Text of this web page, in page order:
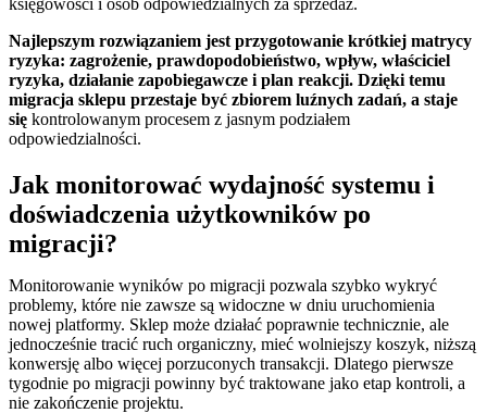
księgowości i osób odpowiedzialnych za sprzedaż.
Najlepszym rozwiązaniem jest przygotowanie krótkiej matrycy
ryzyka: zagrożenie, prawdopodobieństwo, wpływ, właściciel
ryzyka, działanie zapobiegawcze i plan reakcji. Dzięki temu
migracja sklepu przestaje być zbiorem luźnych zadań, a staje
się kontrolowanym procesem z jasnym podziałem
odpowiedzialności.
Jak monitorować wydajność systemu i
doświadczenia użytkowników po
migracji?
Monitorowanie wyników po migracji pozwala szybko wykryć
problemy, które nie zawsze są widoczne w dniu uruchomienia
nowej platformy. Sklep może działać poprawnie technicznie, ale
jednocześnie tracić ruch organiczny, mieć wolniejszy koszyk, niższą
konwersję albo więcej porzuconych transakcji. Dlatego pierwsze
tygodnie po migracji powinny być traktowane jako etap kontroli, a
nie zakończenie projektu.